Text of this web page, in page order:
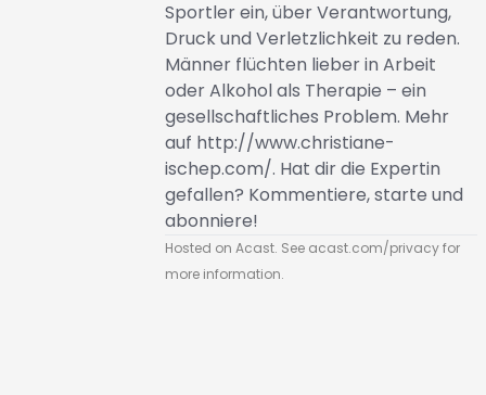
Sportler ein, über Verantwortung,
Druck und Verletzlichkeit zu reden.
Männer flüchten lieber in Arbeit
oder Alkohol als Therapie – ein
gesellschaftliches Problem. Mehr
auf http://www.christiane-
ischep.com/. Hat dir die Expertin
gefallen? Kommentiere, starte und
abonniere!
Hosted on Acast. See acast.com/privacyfor
more information.